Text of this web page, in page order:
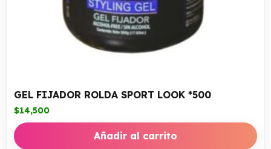
GEL FIJADOR ROLDA SPORT LOOK *500
$14,500
Añadir al carrito